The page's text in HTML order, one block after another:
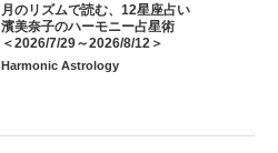
月のリズムで読む、12星座占い
濱美奈子のハーモニー占星術
＜2026/7/29～2026/8/12＞
Harmonic Astrology